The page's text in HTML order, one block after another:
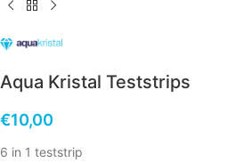
Aqua Kristal Teststrips
€10,00
6 in 1 teststrip